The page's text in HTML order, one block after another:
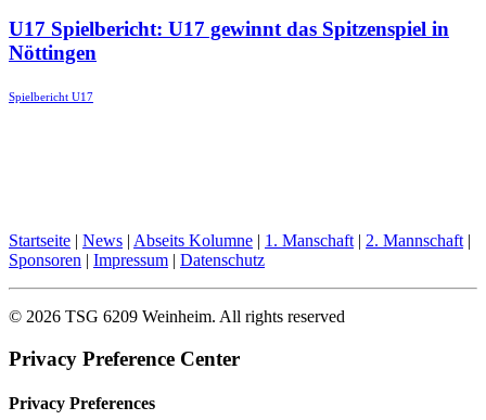
U17 Spielbericht: U17 gewinnt das Spitzenspiel in
Nöttingen
Spielbericht U17
Startseite | News | Abseits Kolumne | 1. Manschaft | 2. Mannschaft |
Sponsoren | Impressum | Datenschutz
© 2026 TSG 6209 Weinheim. All rights reserved
Privacy Preference Center
Privacy Preferences